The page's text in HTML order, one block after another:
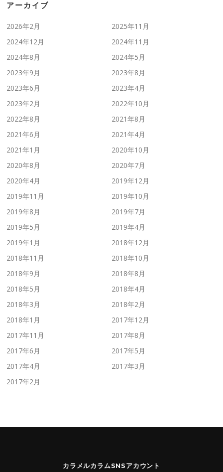
アーカイブ
2026年2月
2025年11月
2024年12月
2024年11月
2024年8月
2024年5月
2023年9月
2023年8月
2023年6月
2023年4月
2023年2月
2022年10月
2022年8月
2021年8月
2021年6月
2021年4月
2021年1月
2020年10月
2020年8月
2020年7月
2020年4月
2019年12月
2019年11月
2019年10月
2019年8月
2019年7月
2019年5月
2019年4月
2019年1月
2018年12月
2018年11月
2018年10月
2018年9月
2018年8月
2018年5月
2018年4月
2018年3月
2018年2月
2018年1月
2017年12月
2017年11月
2017年8月
2017年6月
2017年5月
2017年4月
2017年3月
2017年2月
カラメルカラムSNSアカウント